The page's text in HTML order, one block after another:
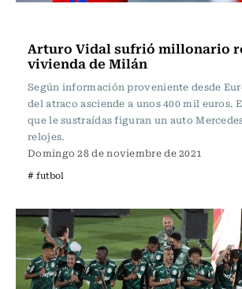
Arturo Vidal sufrió millonario
vivienda de Milán
Según información proveniente desde
del atraco asciende a unos 400 mil euros.
que le sustraídas figuran un auto
relojes.
Domingo 28 de noviembre de 2021
# futbol